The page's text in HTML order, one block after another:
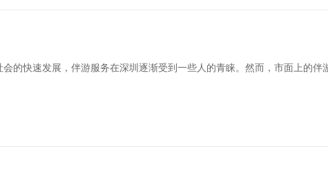
的快速发展，伴游服务在深圳逐渐受到一些人的青睐。然而，市面上的伴